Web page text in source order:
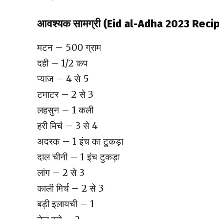
आवश्यक सामग्री (Eid al-Adha 2023
मटन – 500 ग्राम
दही – 1/2 कप
प्याज – 4 से 5
टमाटर – 2 से 3
लहसुन – 1 कली
हरी मिर्च – 3 से 4
अदरक – 1 इंच का टुकड़ा
दाल चीनी – 1 इंच टुकड़ा
लांग – 2 से 3
काली मिर्च – 2 से 3
बड़ी इलायची – 1